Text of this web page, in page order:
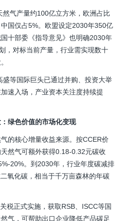
然气产量约100亿立方米，欧洲占比
国仅占5%。欧盟设定2030年350亿
十部委《指导意见》也明确2030年
，对标当前产量，行业需实现数十
盛等国际巨头已通过并购、投资大举
速入场，产业资本关注度持续提
：绿色价值的市场化变现
的核心增量收益来源。按CCER价
然气可额外获得0.18-0.32元碳收
20%。到2030年，行业年度碳减排
氧化碳，相当于千万亩森林的年碳
税正式实施，获取RSB、ISCC等国
气，可帮助出口企业降低产品碳足